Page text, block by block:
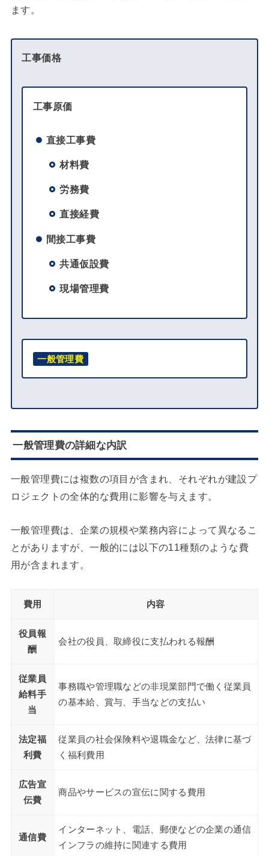
ます。
工事価格
工事原価
直接工事費
材料費
労務費
直接経費
間接工事費
共通仮設費
現場管理費
一般管理費
一般管理費の詳細な内訳
一般管理費には複数の項目が含まれ、それぞれが建設プ
ロジェクトの全体的な費用に影響を与えます。
一般管理費は、企業の規模や業務内容によって異なるこ
とがありますが、一般的には以下の11種類のような費
用が含まれます。
費用 内容
役員報
酬
会社の役員、取締役に支払われる報酬
従業員
給料手
当
事務職や管理職などの非現業部門で働く従業員
の基本給、賞与、手当などの支払い
法定福
利費
従業員の社会保険料や退職金など、法律に基づ
く福利費用
広告宣
伝費
商品やサービスの宣伝に関する費用
通信費
インターネット、電話、郵便などの企業の通信
インフラの維持に関連する費用